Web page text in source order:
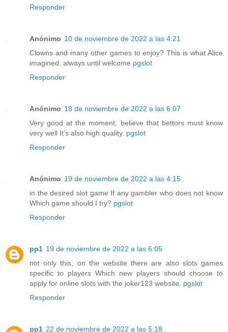
Responder
Anónimo 10 de noviembre de 2022 a las 4:21
Clowns and many other games to enjoy? This is what Alice
imagined. always until welcome pgslot
Responder
Anónimo 18 de noviembre de 2022 a las 6:07
Very good at the moment, believe that bettors must know
very well It's also high quality. pgslot
Responder
Anónimo 19 de noviembre de 2022 a las 4:15
in the desired slot game If any gambler who does not know
Which game should I try? pgslot
Responder
pp1 19 de noviembre de 2022 a las 6:05
not only this, on the website there are also slots games
specific to players Which new players should choose to
apply for online slots with the joker123 website. pgslot
Responder
pp1 22 de noviembre de 2022 a las 5:18